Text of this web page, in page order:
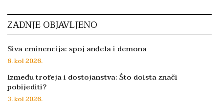
ZADNJE OBJAVLJENO
Siva eminencija: spoj anđela i demona
6. kol 2026.
Između trofeja i dostojanstva: Što doista znači
pobijediti?
3. kol 2026.